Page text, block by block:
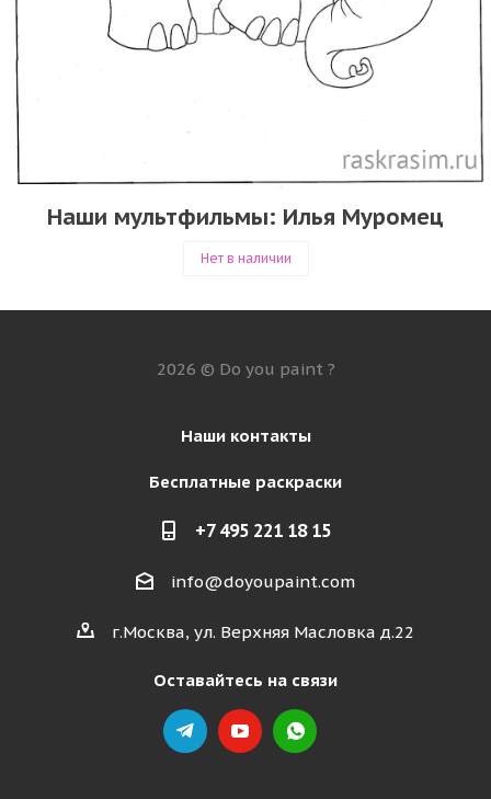
Наши мультфильмы: Илья Муромец
Нет в наличии
2026 © Do you paint ?
Наши контакты
Бесплатные раскраски
+7 495 221 18 15
info@doyoupaint.com
г.Москва, ул. Верхняя Масловка д.22
Оставайтесь на связи